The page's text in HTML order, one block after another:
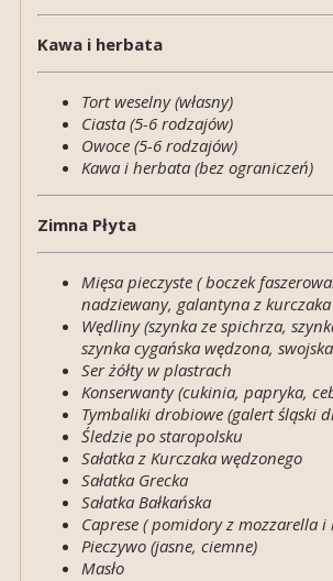
Kawa i herbata
Tort weselny (własny)
Ciasta (5-6 rodzajów)
Owoce (5-6 rodzajów)
Kawa i herbata (bez ograniczeń)
Zimna Płyta
Mięsa pieczyste ( boczek
nadziewany, galantyna z kurczaka
Wędliny (szynka ze spichrza,
szynka cygańska wędzona,
Ser żółty w plastrach
Konserwanty (cukinia, papryka,
Tymbaliki drobiowe (galert śląski
Śledzie po staropolsku
Sałatka z Kurczaka wędzonego
Sałatka Grecka
Sałatka Bałkańska
Caprese ( pomidory z mozzarella i
Pieczywo (jasne, ciemne)
Masło